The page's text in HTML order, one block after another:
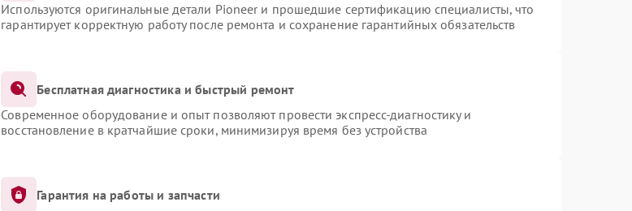
Используются оригинальные детали Pioneer и прошедшие сертификацию специалисты, что
гарантирует корректную работу после ремонта и сохранение гарантийных обязательств
Бесплатная диагностика и быстрый ремонт
Современное оборудование и опыт позволяют провести экспресс-диагностику и
восстановление в кратчайшие сроки, минимизируя время без устройства
Гарантия на работы и запчасти